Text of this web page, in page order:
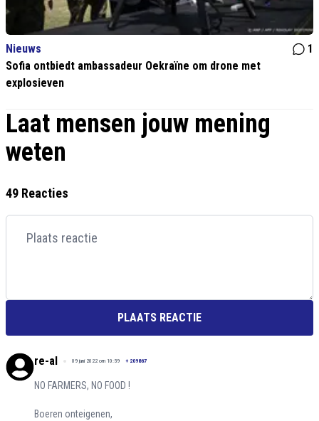
Nieuws
1
Sofia ontbiedt ambassadeur Oekraïne om drone met
explosieven
Laat mensen jouw mening
weten
49 Reacties
PLAATS REACTIE
re-al 09 juni 2022 om 10:59 + 209867
NO FARMERS, NO FOOD !
Boeren onteigenen,